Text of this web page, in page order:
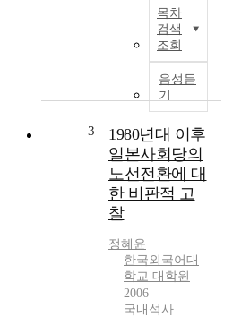
목차
검색
조회
음성듣
기
3
1980년대 이후
일본사회당의
노선전환에 대
한 비판적 고
찰
정혜윤
한국외국어대
학교 대학원
2006
국내석사